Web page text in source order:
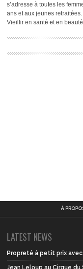
s’adresse à toutes les
ans et aux jeunes retraitées.
Vieillir en santé et en
À
LATEST NEWS
Propreté à petit prix avec
Jean Leloup au Cirque du